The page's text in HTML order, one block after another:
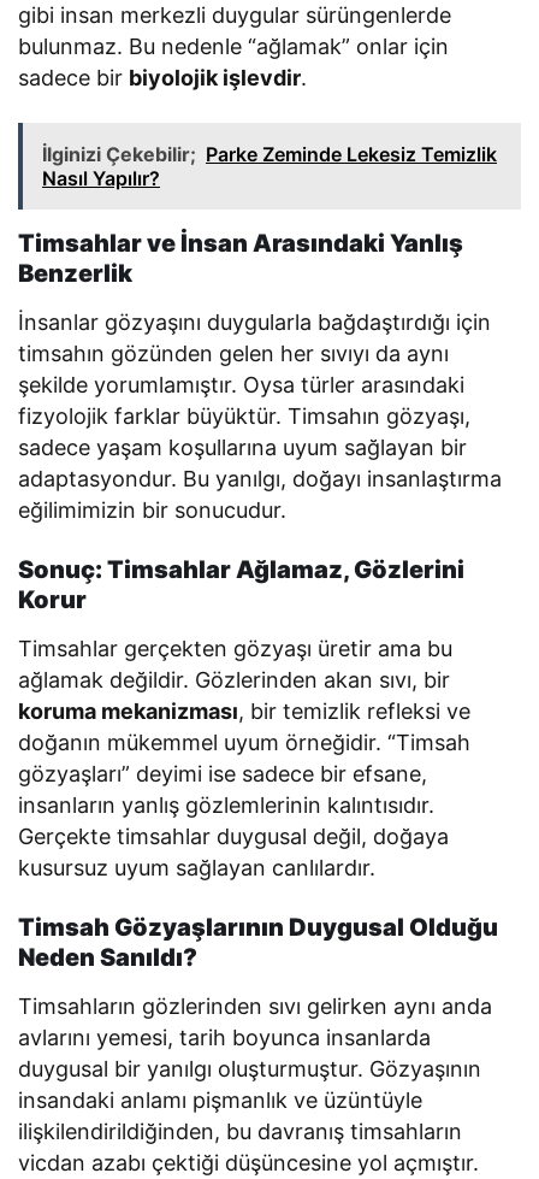
gibi insan merkezli duygular sürüngenlerde
bulunmaz. Bu nedenle “ağlamak” onlar için
sadece bir biyolojik işlevdir.
İlginizi Çekebilir; Parke Zeminde Lekesiz Temizlik
Nasıl Yapılır?
Timsahlar ve İnsan Arasındaki Yanlış
Benzerlik
İnsanlar gözyaşını duygularla bağdaştırdığı için
timsahın gözünden gelen her sıvıyı da aynı
şekilde yorumlamıştır. Oysa türler arasındaki
fizyolojik farklar büyüktür. Timsahın gözyaşı,
sadece yaşam koşullarına uyum sağlayan bir
adaptasyondur. Bu yanılgı, doğayı insanlaştırma
eğilimimizin bir sonucudur.
Sonuç: Timsahlar Ağlamaz, Gözlerini
Korur
Timsahlar gerçekten gözyaşı üretir ama bu
ağlamak değildir. Gözlerinden akan sıvı, bir
koruma mekanizması, bir temizlik refleksi ve
doğanın mükemmel uyum örneğidir. “Timsah
gözyaşları” deyimi ise sadece bir efsane,
insanların yanlış gözlemlerinin kalıntısıdır.
Gerçekte timsahlar duygusal değil, doğaya
kusursuz uyum sağlayan canlılardır.
Timsah Gözyaşlarının Duygusal Olduğu
Neden Sanıldı?
Timsahların gözlerinden sıvı gelirken aynı anda
avlarını yemesi, tarih boyunca insanlarda
duygusal bir yanılgı oluşturmuştur. Gözyaşının
insandaki anlamı pişmanlık ve üzüntüyle
ilişkilendirildiğinden, bu davranış timsahların
vicdan azabı çektiği düşüncesine yol açmıştır.